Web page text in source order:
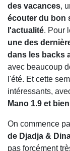
des vacances,
écouter du bon
l'actualité. Pour
une des
dans les backs
avec beaucoup
l'été. Et cette
intéressants,
Mano 1.9 et
On commence
de Djadja &
pas forcément